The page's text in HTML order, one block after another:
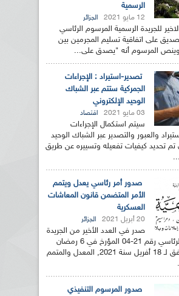
الرسمية
12 مايو 2021 الجزائر
للجريدة الرسمية المرسوم الرئاسي
على اتفاقية تسليم المجرمين بين
وينص المرسوم أنه "يصدق على...
تصدير-استيراد : الإجراءات
الجمركية ستتم عبر الشباك
الوحيد الإلكتروني
03 مايو 2021 اقتصاد
سيتم استكمال الإجراءات
والعبور والتصدير عبر الشباك الوحيد
تم تحديد كيفيات تفعيله وتسييره عن طريق
صدور أمر رئاسي يعدل ويتمم
الأمر المتضمن قانون المعاشات
العسكرية
20 أبريل 2021 الجزائر
صدر في العدد الأخير من الجريدة
الرسمية, الأمر الرئاسي رقم 21-04 المؤرخ في 6 رمضان
عام 1442 الموافق لـ 18 أفريل سنة 2021, المعدل والمتمم
صدور المرسوم التنفيذي